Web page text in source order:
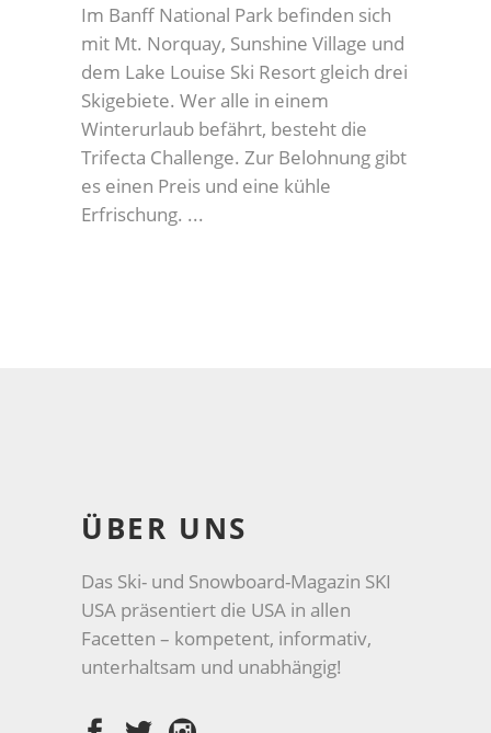
Im Banff National Park befinden sich
mit Mt. Norquay, Sunshine Village und
dem Lake Louise Ski Resort gleich drei
Skigebiete. Wer alle in einem
Winterurlaub befährt, besteht die
Trifecta Challenge. Zur Belohnung gibt
es einen Preis und eine kühle
Erfrischung.
ÜBER UNS
Das Ski- und Snowboard-Magazin SKI
USA präsentiert die USA in allen
Facetten – kompetent, informativ,
unterhaltsam und unabhängig!